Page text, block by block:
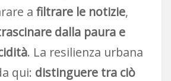
a filtrare le notizie,
dalla paura e
. La resilienza urbana
qui: distinguere tra ciò